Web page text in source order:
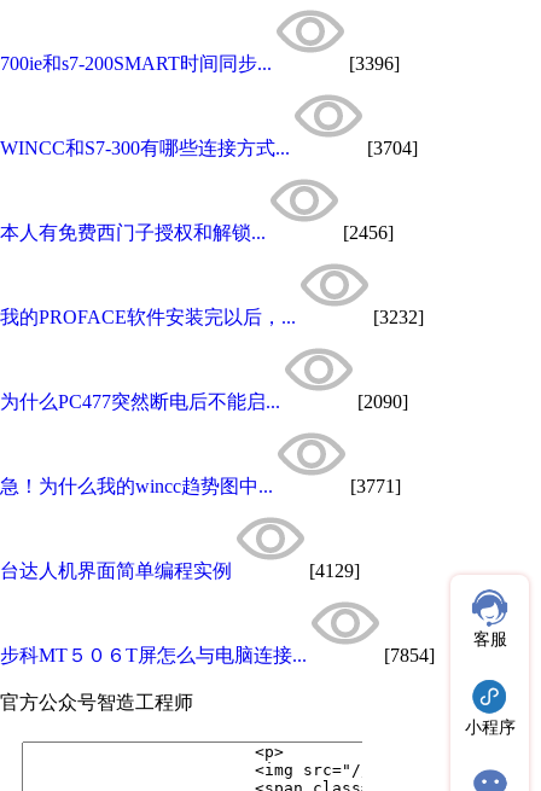
700ie和s7-200SMART时间同步... [3396]
WINCC和S7-300有哪些连接方式... [3704]
本人有免费西门子授权和解锁... [2456]
我的PROFACE软件安装完以后，... [3232]
为什么PC477突然断电后不能启... [2090]
急！为什么我的wincc趋势图中... [3771]
台达人机界面简单编程实例 [4129]
步科MT５０６T屏怎么与电脑连接... [7854]
官方公众号智造工程师
客服
小程序